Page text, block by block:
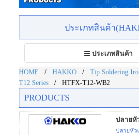
ประเภทสินค้า
Toggle
navigation
ประเภทสินค้า
HOME / HAKKO / Tip Soldering
T12 Series / HTFX-T12-WB2
PRODUCTS
ปลายหั
ปลายหัว